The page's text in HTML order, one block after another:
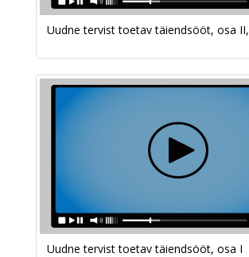
Uudne tervist toetav täiendsööt, osa II,
Uudne tervist toetav täiendsööt, osa I